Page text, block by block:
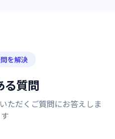
を解決
る質問
ただくご質問にお答えしま
す